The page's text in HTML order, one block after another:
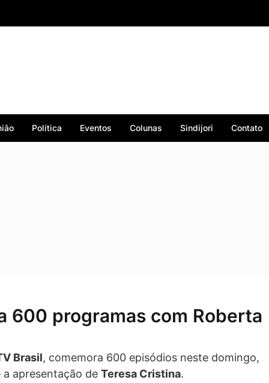
Política Eventos Colunas Sindijori Contato
600 programas com Roberta
Brasil, comemora 600 episódios neste domingo,
apresentação de Teresa Cristina.